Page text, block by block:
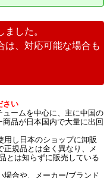
した。
は、対応可能な場合も
さい
ームを中心に、主に中国の
品が日本国内で大量に出回
用し日本のショップに卸販
規品とは全く異なり、メ
とは知らずに販売している
場合や、メーカー/ブランド